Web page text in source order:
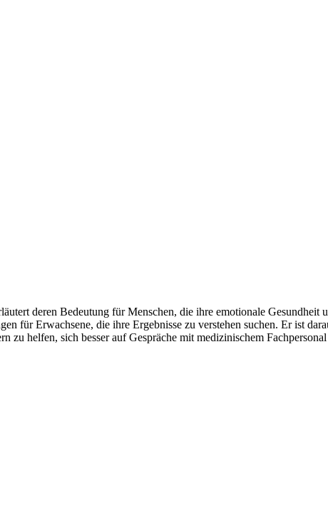
deren Bedeutung für Menschen, die ihre emotionale Gesundheit
für Erwachsene, die ihre Ergebnisse zu verstehen suchen. Er ist
helfen, sich besser auf Gespräche mit medizinischem